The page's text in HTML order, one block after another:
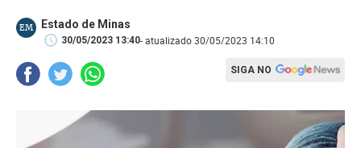
EM Estado de Minas
30/05/2023 13:40- atualizado 30/05/2023 14:10
SIGA NO